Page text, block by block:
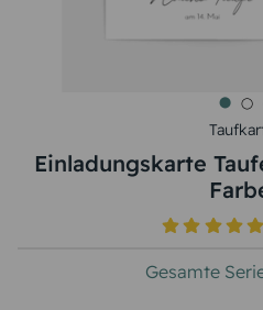
Einladungskarte
Gesamte